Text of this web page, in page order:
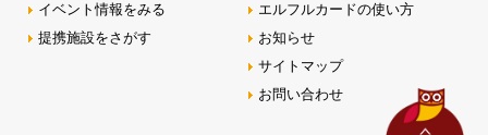
イベント情報をみる
提携施設をさがす
エルフルカードの使い方
お知らせ
サイトマップ
お問い合わせ